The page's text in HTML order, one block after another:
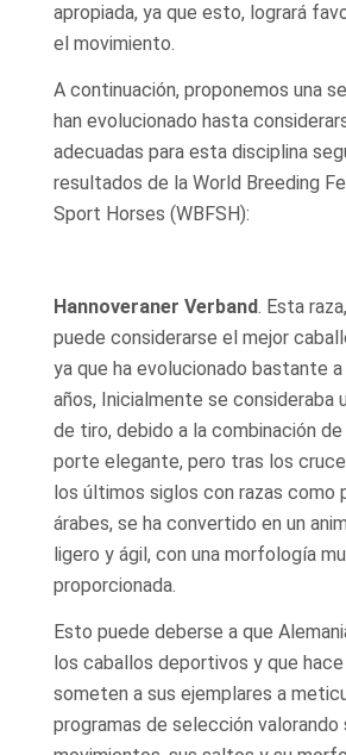
apropiada, ya que esto, logrará
el movimiento.
A continuación, proponemos una
han evolucionado hasta
adecuadas para esta disciplina
resultados de la World Breeding
Sport Horses (WBFSH):
Hannoveraner Verband. Esta
puede considerarse el mejor
ya que ha evolucionado bastante
años, Inicialmente se consideraba
de tiro, debido a la combinación
porte elegante, pero tras los
los últimos siglos con razas como
árabes, se ha convertido en un
ligero y ágil, con una morfología
proporcionada.
Esto puede deberse a que
los caballos deportivos y que
someten a sus ejemplares a
programas de selección valorando